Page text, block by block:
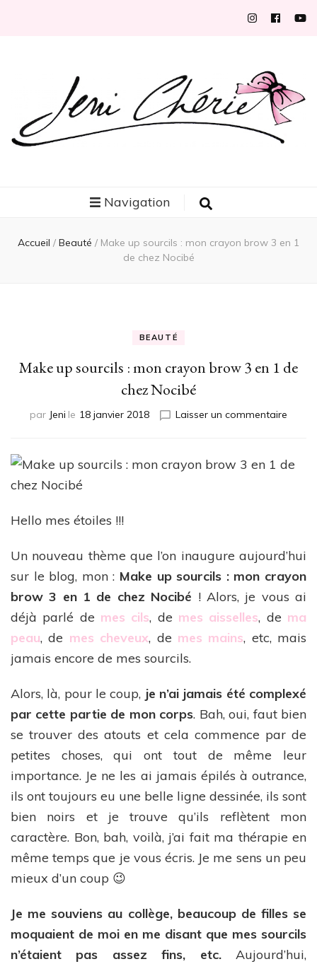
Navigation
Accueil / Beauté / Make up sourcils : mon crayon brow 3 en 1
de chez Nocibé
BEAUTÉ
Make up sourcils : mon crayon brow 3 en 1 de
chez Nocibé
par Jeni le 18 janvier 2018 Laisser un commentaire
1
de
chez
Hello mes étoiles !!!
Un nouveau thème que l’on inaugure aujourd’hui
sur le blog, mon : Make up sourcils : mon crayon
brow 3 en 1 de chez Nocibé ! Alors, je vous ai
déjà parlé de mes cils, de mes aisselles, de ma
peau, de mes cheveux, de mes mains, etc, mais
jamais encore de mes sourcils.
Alors, là, pour le coup, je n’ai jamais été complexé
par cette partie de mon corps. Bah, oui, faut bien
se trouver des atouts et cela commence par de
petites choses, qui ont tout de même leur
importance. Je ne les ai jamais épilés à outrance,
ils ont toujours eu une belle ligne dessinée, ils sont
bien noirs et je trouve qu’ils reflètent mon
caractère. Bon, bah, voilà, j’ai fait ma thérapie en
même temps que je vous écris. Je me sens un peu
mieux d’un coup 😉
Je me souviens au collège, beaucoup de filles se
moquaient de moi en me disant que mes sourcils
n’étaient pas assez fins, etc.Aujourd’hui,